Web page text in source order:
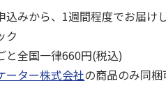
みから、1週間程度でお届けし
ク
全国一律660円(税込)
ーター株式会社の商品のみ同梱